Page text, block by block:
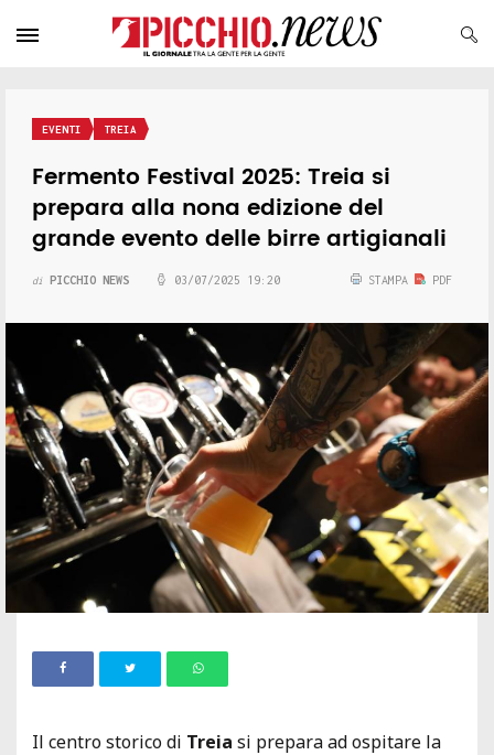
EVENTI TREIA
Fermento Festival 2025: Treia si
prepara alla nona edizione del
grande evento delle birre artigianali
di PICCHIO NEWS 03/07/2025 19:20 STAMPA PDF
Il centro storico di Treia si prepara ad ospitare la